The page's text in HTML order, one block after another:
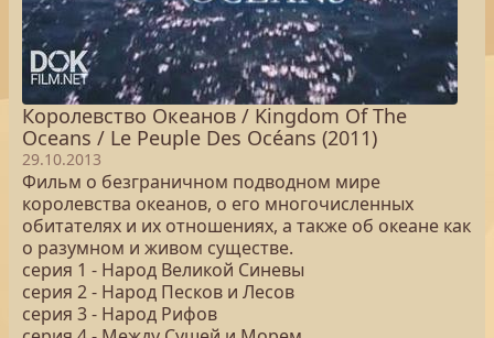
Королевство Океанов / Kingdom Of The
Oceans / Le Peuple Des Océans (2011)
29.10.2013
Фильм о безграничном подводном мире
королевства океанов, о его многочисленных
обитателях и их отношениях, а также об океане как
о разумном и живом существе.
серия 1 - Народ Великой Синевы
серия 2 - Народ Песков и Лесов
серия 3 - Народ Рифов